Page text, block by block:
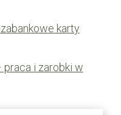
karty
i zarobki w